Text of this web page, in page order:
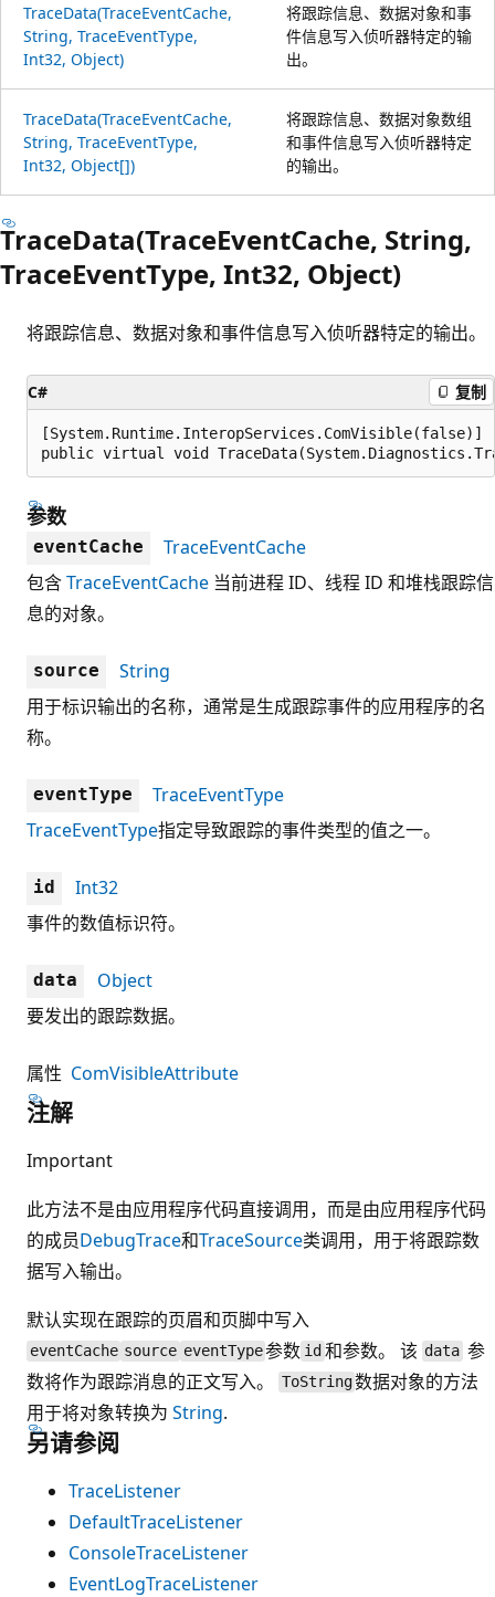
TraceData(TraceEventCache,
String, TraceEventType,
Int32, Object)
将跟踪信息、数据对象和事
件信息写入侦听器特定的输
出。
TraceData(TraceEventCache,
String, TraceEventType,
Int32, Object[])
将跟踪信息、数据对象数组
和事件信息写入侦听器特定
的输出。
TraceData(TraceEventCache, String,
TraceEventType, Int32, Object)
将跟踪信息、数据对象和事件信息写入侦听器特定的输出。
C# 复制
[System.Runtime.InteropServices.ComVisible(false)]
public virtual void
参数
eventCache
TraceEventCache
包含TraceEventCache 当前进程 ID、线程 ID 和堆栈跟踪信
息的对象。
source
String
用于标识输出的名称，通常是生成跟踪事件的应用程序的名
称。
eventType
TraceEventType
TraceEventType指定导致跟踪的事件类型的值之一。
id
Int32
事件的数值标识符。
data
Object
要发出的跟踪数据。
属性 ComVisibleAttribute
注解
Important
此方法不是由应用程序代码直接调用，而是由应用程序代码
的成员DebugTrace和TraceSource类调用，用于将跟踪数
据写入输出。
默认实现在跟踪的页眉和页脚中写入
eventCache source eventType参数 id 和参数。 该 data 参
数将作为跟踪消息的正文写入。
ToString数据对象的方法
用于将对象转换为 String.
另请参阅
TraceListener
DefaultTraceListener
ConsoleTraceListener
EventLogTraceListener